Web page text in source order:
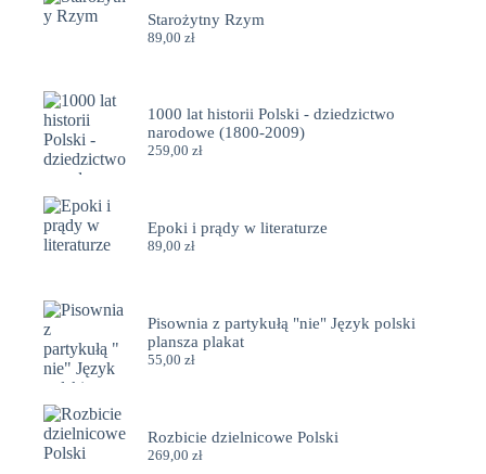
Starożytny Rzym
89,00zł
1000 lat historii Polski - dziedzictwo
narodowe (1800-2009)
259,00zł
Epoki i prądy w literaturze
89,00zł
Pisownia z partykułą "nie" Język polski
plansza plakat
55,00zł
Rozbicie dzielnicowe Polski
269,00zł